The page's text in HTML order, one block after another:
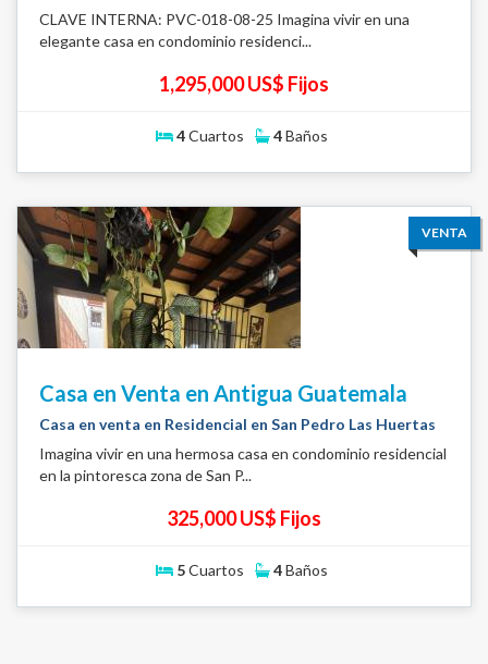
CLAVE INTERNA: PVC-018-08-25 Imagina vivir en una
elegante casa en condominio residenci...
1,295,000 US$ Fijos
4Cuartos 4Baños
VENTA
Casa en Venta en Antigua Guatemala
Casa en venta en Residencial en San Pedro Las Huertas
Imagina vivir en una hermosa casa en condominio residencial
en la pintoresca zona de San P...
325,000 US$ Fijos
5Cuartos 4Baños